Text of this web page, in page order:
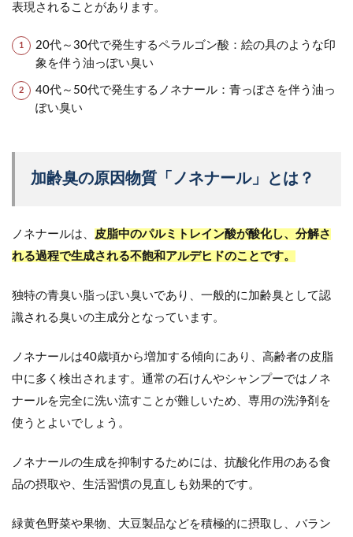
表現されることがあります。
20代～30代で発生するペラルゴン酸：絵の具のような印
象を伴う油っぽい臭い
40代～50代で発生するノネナール：青っぽさを伴う油っ
ぽい臭い
加齢臭の原因物質「ノネナール」とは？
ノネナールは、
皮脂中のパルミトレイン酸が酸化し、分解さ
れる過程で生成される不飽和アルデヒドのことです。
独特の青臭い脂っぽい臭いであり、一般的に加齢臭として認
識される臭いの主成分となっています。
ノネナールは40歳頃から増加する傾向にあり、高齢者の皮脂
中に多く検出されます。通常の石けんやシャンプーではノネ
ナールを完全に洗い流すことが難しいため、専用の洗浄剤を
使うとよいでしょう。
ノネナールの生成を抑制するためには、抗酸化作用のある食
品の摂取や、生活習慣の見直しも効果的です。
緑黄色野菜や果物、大豆製品などを積極的に摂取し、バラン